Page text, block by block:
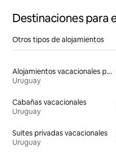
Destinaciones para
Otros tipos de alojamientos
Alojamientos vacacionales para familias
Uruguay
Cabañas vacacionales
Uruguay
Suites privadas vacacionales
Uruguay